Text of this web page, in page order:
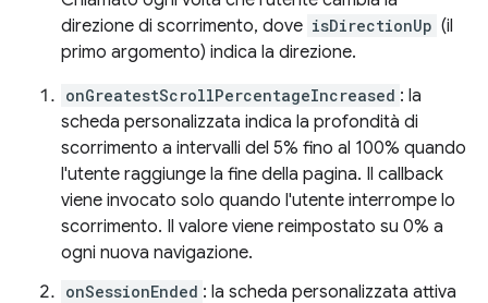
direzione di scorrimento, dove isDirectionUp (il
primo argomento) indica la direzione.
onGreatestScrollPercentageIncreased : la
scheda personalizzata indica la profondità di
scorrimento a intervalli del 5% fino al 100% quando
l'utente raggiunge la fine della pagina. Il callback
viene invocato solo quando l'utente interrompe lo
scorrimento. Il valore viene reimpostato su 0% a
ogni nuova navigazione.
onSessionEnded : la scheda personalizzata attiva